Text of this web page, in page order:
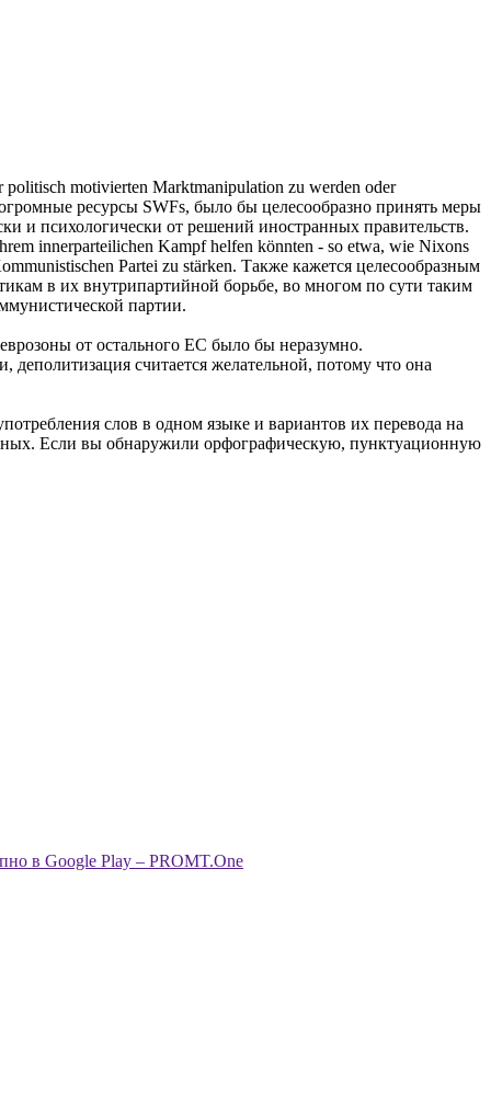
motivierten Marktmanipulation zu werden oder
ресурсы SWFs, было бы целесообразно принять меры
и психологически от решений иностранных правительств.
innerparteilichen Kampf helfen könnten - so etwa, wie Nixons
Partei zu stärken. Также кажется целесообразным
в их внутрипартийной борьбе, во многом по сути таким
партии.
от остального ЕС было бы неразумно.
деполитизация считается желательной, потому что она
слов в одном языке и вариантов их перевода на
Если вы обнаружили орфографическую, пунктуационную